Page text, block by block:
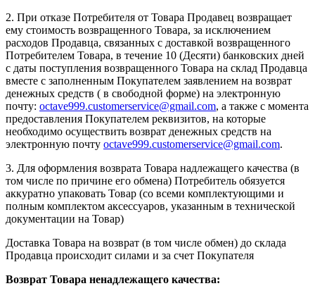
2. При отказе Потребителя от Товара Продавец возвращает
ему стоимость возвращенного Товара, за исключением
расходов Продавца, связанных с доставкой возвращенного
Потребителем Товара, в течение 10 (Десяти) банковских дней
с даты поступления возвращенного Товара на склад Продавца
вместе с заполненным Покупателем заявлением на возврат
денежных средств ( в свободной форме) на электронную
почту: octave999.customerservice@gmail.com, а также с момента
предоставления Покупателем реквизитов, на которые
необходимо осуществить возврат денежных средств на
электронную почту octave999.customerservice@gmail.com.
3. Для оформления возврата Товара надлежащего качества (в
том числе по причине его обмена) Потребитель обязуется
аккуратно упаковать Товар (со всеми комплектующими и
полным комплектом аксессуаров, указанным в технической
документации на Товар)
Доставка Товара на возврат (в том числе обмен) до склада
Продавца происходит силами и за счет Покупателя
Возврат Товара ненадлежащего качества: